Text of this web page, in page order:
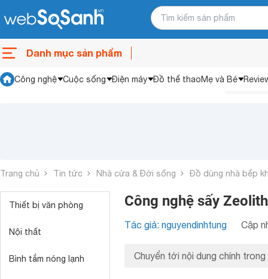
Danh mục sản phẩm
Công nghệ Cuộc sống Điện máy Đồ thể thaoMẹ và Bé
Trang chủ Tin tức Nhà cửa & Đời sống Đồ dùng nhà bếp
Thiết bị văn phòng
Nội thất
Bình tắm nóng lạnh
Công nghệ sấy
Tác giả: nguyendinhtung Cập
Chuyển tới nội dung chính trong